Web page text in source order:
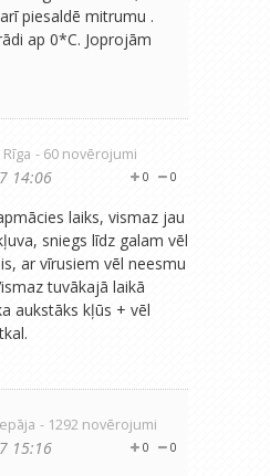
piesaldē mitrumu .
ap 0*C. Joprojām
Rīga - 60 novērojumi
0
0
14:06
laiks, vismaz jau
sniegs līdz galam vēl
ar vīrusiem vēl neesmu
tuvākajā laikā
aukstāks kļūs + vēl
- 1292 novērojumi
0
0
15:16